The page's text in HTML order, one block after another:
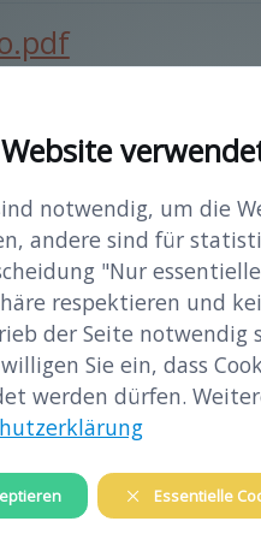
notwendig, um die
andere sind für
"Nur
respektieren und
der Seite notwendig
Sie ein, dass
werden dürfen.
Essentielle